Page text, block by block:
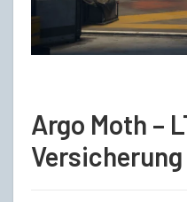
Argo Moth –
Versicherung